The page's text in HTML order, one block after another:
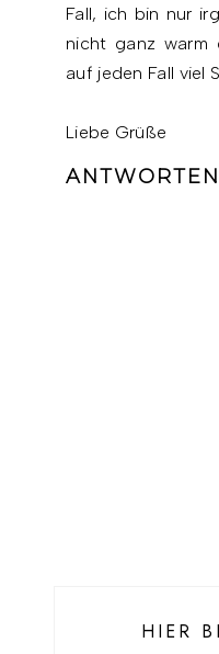
Fall, ich bin nur
nicht ganz warm
auf jeden Fall viel
Liebe Grüße
ANTWORTEN
HIER